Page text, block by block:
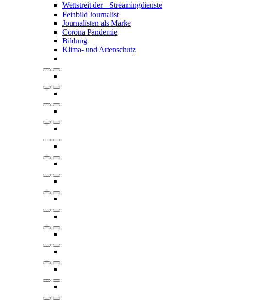
Wettstreit der Streamingdienste
Feinbild Journalist
Journalisten als Marke
Corona Pandemie
Bildung
Klima- und Artenschutz